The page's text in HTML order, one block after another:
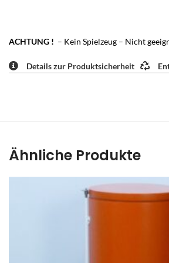
ACHTUNG ! – Kein Spielzeug – Nicht
Details zur Produktsicherheit
Ähnliche Produkte